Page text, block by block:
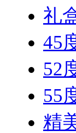
礼
45
52
55
精